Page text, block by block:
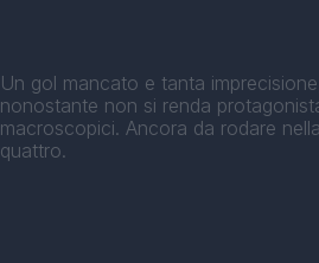
Un gol mancato e tanta
nonostante non si renda
macroscopici. Ancora da rodare
quattro.